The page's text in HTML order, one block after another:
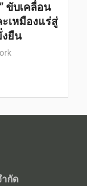
ขับเคลื่อน
เหมืองแร่สู่
ยืน
ำกัด